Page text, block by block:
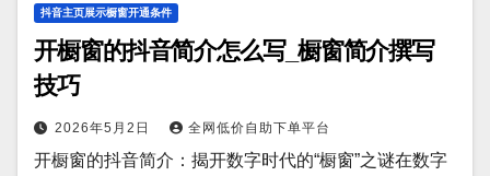
抖音主页展示橱窗开通条件
开橱窗的抖音简介怎么写_橱窗简介撰写
技巧
2026年5月2日 全网低价自助下单平台
开橱窗的抖音简介：揭开数字时代的“橱窗”之谜在数字